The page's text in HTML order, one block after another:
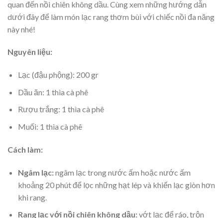
quan đến nồi chiên không dầu. Cùng xem những hướng dẫn
dưới đây để làm món lạc rang thơm bùi với chiếc nồi đa năng
này nhé!
Nguyên liệu:
Lạc (đậu phộng): 200 gr
Dầu ăn: 1 thìa cà phê
Rượu trắng: 1 thìa cà phê
Muối: 1 thìa cà phê
Cách làm:
Ngâm lạc:ngâm lạc trong nước ấm hoặc nước ấm
khoảng 20 phút để lọc những hạt lép và khiến lạc giòn hơn
khi rang.
Rang lạc với nồi chiên không dầu:vớt lạc để ráo, trộn